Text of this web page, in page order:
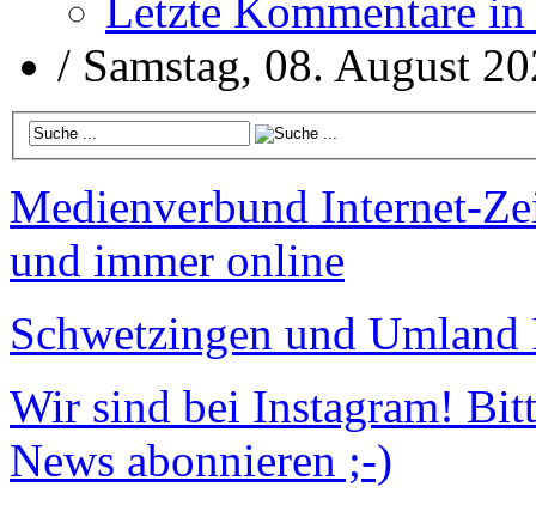
Letzte Kommentare in
/ Samstag, 08. August
Medienverbund Internet-
und immer online
Schwetzingen und Umland
Wir sind bei Instagram!
News abonnieren ;-)